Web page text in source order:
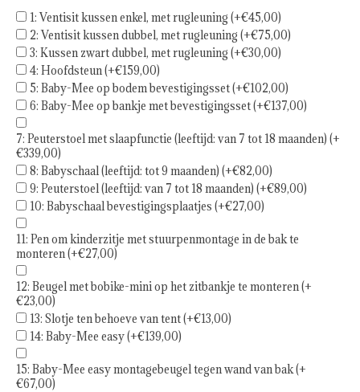
1: Ventisit kussen enkel, met rugleuning (+€45,00)
2: Ventisit kussen dubbel, met rugleuning (+€75,00)
3: Kussen zwart dubbel, met rugleuning (+€30,00)
4: Hoofdsteun (+€159,00)
5: Baby-Mee op bodem bevestigingsset (+€102,00)
6: Baby-Mee op bankje met bevestigingsset (+€137,00)
7: Peuterstoel met slaapfunctie (leeftijd: van 7 tot 18 maanden) (+
€339,00)
8: Babyschaal (leeftijd: tot 9 maanden) (+€82,00)
9: Peuterstoel (leeftijd: van 7 tot 18 maanden) (+€89,00)
10: Babyschaal bevestigingsplaatjes (+€27,00)
11: Pen om kinderzitje met stuurpenmontage in de bak te
monteren (+€27,00)
12: Beugel met bobike-mini op het zitbankje te monteren (+
€23,00)
13: Slotje ten behoeve van tent (+€13,00)
14: Baby-Mee easy (+€139,00)
15: Baby-Mee easy montagebeugel tegen wand van bak (+
€67,00)